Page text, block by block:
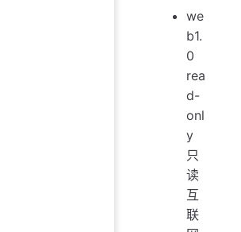
we
b1.
0
rea
d-
onl
y
只
读
互
联